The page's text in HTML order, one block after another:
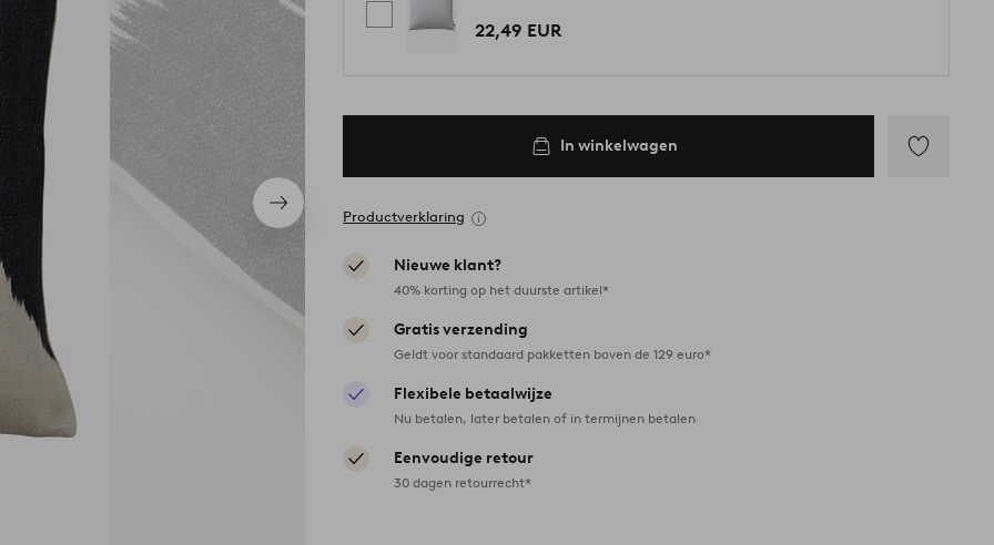
Volgend
item
22,49 EUR
In winkelwagen
Productverklaring
Nieuwe klant?
40% korting op het duurste artikel*
Gratis verzending
Geldt voor standaard pakketten boven de 129 euro*
Flexibele betaalwijze
Nu betalen, later betalen of in termijnen betalen
Eenvoudige retour
30 dagen retourrecht*